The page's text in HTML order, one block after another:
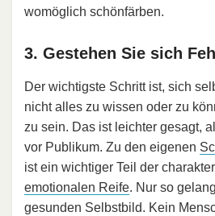
womöglich schönfärben.
3. Gestehen Sie sich
Der wichtigste Schritt ist, sich
nicht alles zu wissen oder zu
zu sein. Das ist leichter gesagt,
vor Publikum. Zu den eigenen
ist ein wichtiger Teil der
emotionalen Reife. Nur so
gesunden Selbstbild. Kein